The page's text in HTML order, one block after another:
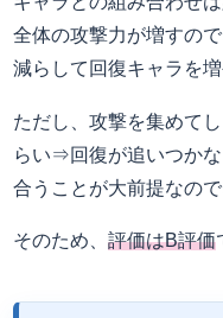
全体の攻撃力が増すの
減らして回復キャラを
ただし、攻撃を集めて
らい⇒回復が追いつか
合うことが大前提なの
そのため、評価はB評価